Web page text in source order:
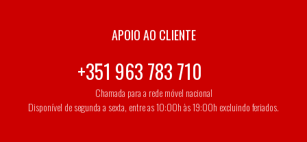
APOIO AO CLIENTE
+351 963 783 710
Chamada para a rede móvel nacional
Disponível de segunda a sexta, entre as 10:00h às 19:00h excluindo feriados.